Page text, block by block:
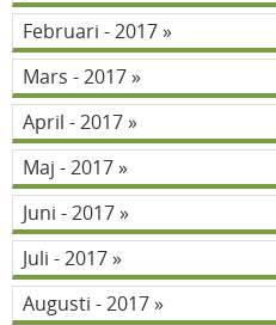
Februari - 2017
Mars - 2017
April - 2017
Maj - 2017
Juni - 2017
Juli - 2017
Augusti - 2017